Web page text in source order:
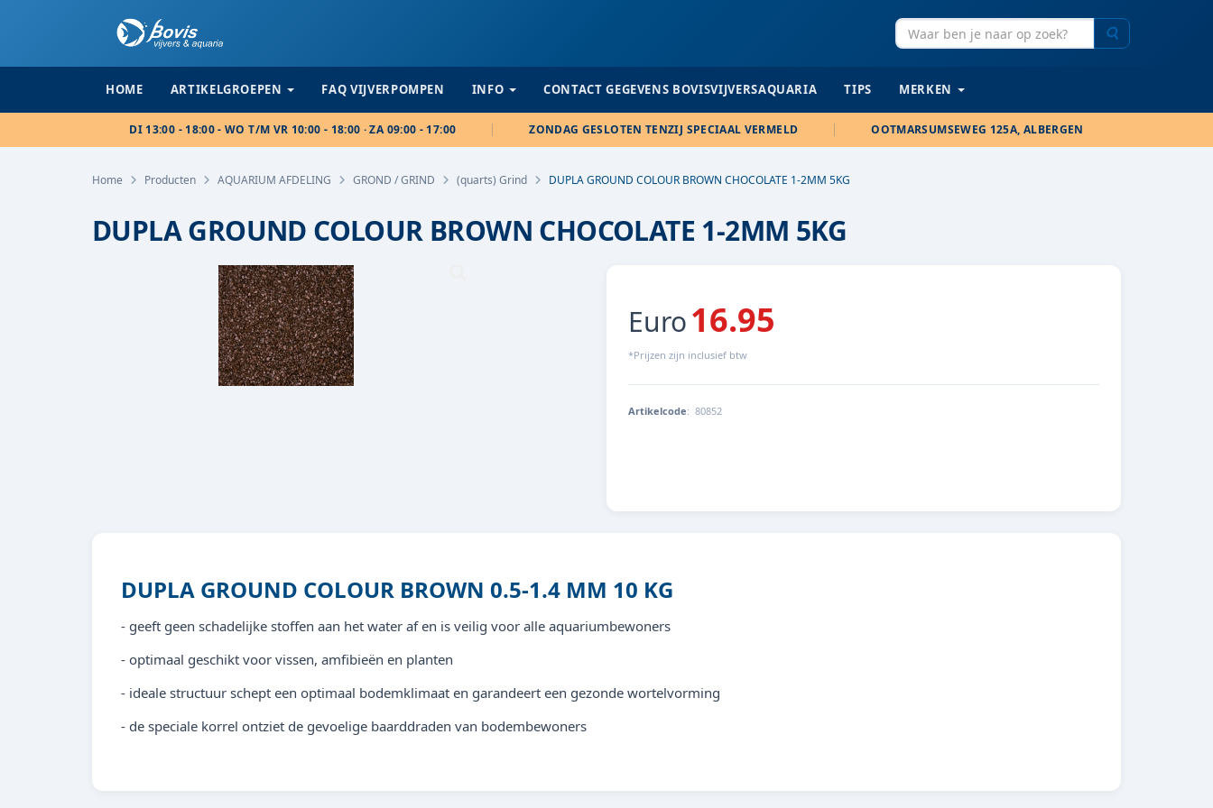
HOME ARTIKELGROEPEN FAQ VIJVERPOMPEN INFO CONTACT GEGEVENS BOVISVIJVERSAQUARIA TIPS MERKEN
DI 13:00 - 18:00 - WO T/M VR 10:00 - 18:00 · ZA 09:00 - 17:00 ZONDAG GESLOTEN TENZIJ SPECIAAL VERMELD OOTMARSUMSEWEG 125A, ALBERGEN
Home Producten AQUARIUM AFDELING GROND / GRIND (quarts) Grind DUPLA GROUND COLOUR BROWN CHOCOLATE 1-2MM 5KG
DUPLA GROUND COLOUR BROWN CHOCOLATE 1-2MM 5KG
Euro16.95
*Prijzen zijn inclusief btw
Artikelcode: 80852
DUPLA GROUND COLOUR BROWN 0.5-1.4 MM 10 KG
- geeft geen schadelijke stoffen aan het water af en is veilig voor alle aquariumbewoners
- optimaal geschikt voor vissen, amfibieën en planten
- ideale structuur schept een optimaal bodemklimaat en garandeert een gezonde wortelvorming
- de speciale korrel ontziet de gevoelige baarddraden van bodembewoners